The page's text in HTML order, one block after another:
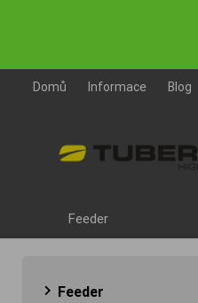
Domů Informace Blog
Feeder
Feeder